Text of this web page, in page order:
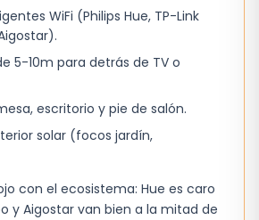
WiFi (Philips Hue, TP-Link
5-10m para detrás de TV o
escritorio y pie de salón.
solar (focos jardín,
con el ecosistema: Hue es caro
y Aigostar van bien a la mitad de